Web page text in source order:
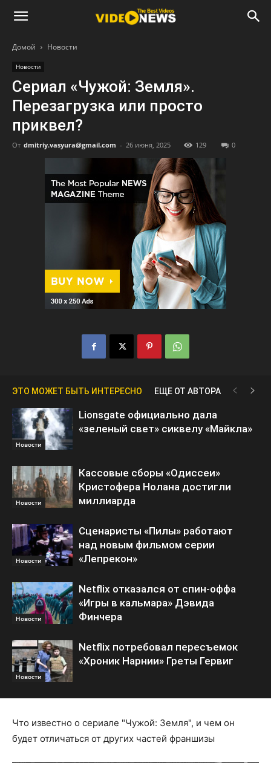
Домой Новости
Новости
Сериал «Чужой: Земля».
Перезагрузка или просто
приквел?
От dmitriy.vasyura@gmail.com - 26 июня, 2025 129 0
ЭТО МОЖЕТ БЫТЬ ИНТЕРЕСНО ЕЩЕ ОТ АВТОРА
Новости
Lionsgate официально дала
«зеленый свет» сиквелу «Майкла»
Новости
Кассовые сборы «Одиссеи»
Кристофера Нолана достигли
миллиарда
Новости
Сценаристы «Пилы» работают
над новым фильмом серии
«Лепрекон»
Новости
Netflix отказался от спин-оффа
«Игры в кальмара» Дэвида
Финчера
Новости
Netflix потребовал пересъемок
«Хроник Нарнии» Греты Гервиг
Что известно о сериале "Чужой: Земля", и чем он
будет отличаться от других частей франшизы